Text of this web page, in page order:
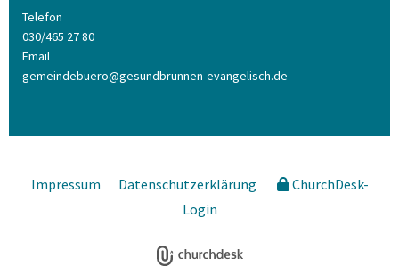
Telefon
030/465 27 80
Email
gemeindebuero@gesundbrunnen-evangelisch.de
Impressum Datenschutzerklärung
ChurchDesk-
Login